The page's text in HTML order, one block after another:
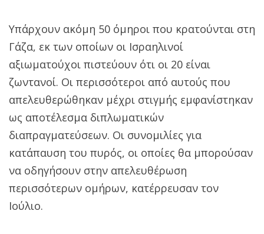
Υπάρχουν ακόμη 50 όμηροι που κρατούνται στη
Γάζα, εκ των οποίων οι Ισραηλινοί
αξιωματούχοι πιστεύουν ότι οι 20 είναι
ζωντανοί. Οι περισσότεροι από αυτούς που
απελευθερώθηκαν μέχρι στιγμής εμφανίστηκαν
ως αποτέλεσμα διπλωματικών
διαπραγματεύσεων. Οι συνομιλίες για
κατάπαυση του πυρός, οι οποίες θα μπορούσαν
να οδηγήσουν στην απελευθέρωση
περισσότερων ομήρων, κατέρρευσαν τον
Ιούλιο.